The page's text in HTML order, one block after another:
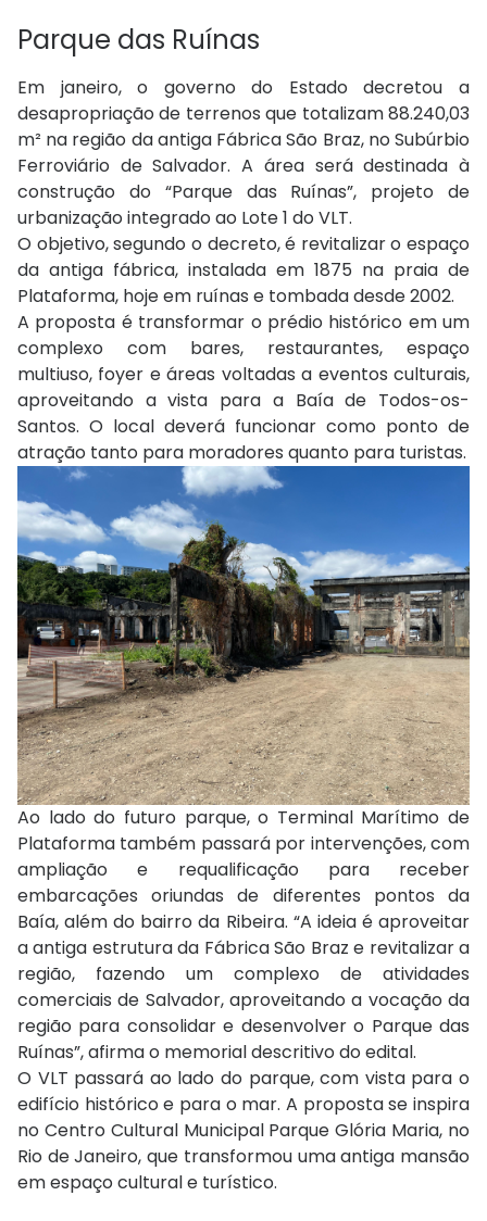
Parque das Ruínas
Em janeiro, o governo do Estado decretou a
desapropriação de terrenos que totalizam 88.240,03
m² na região da antiga Fábrica São Braz, no Subúrbio
Ferroviário de Salvador. A área será destinada à
construção do “Parque das Ruínas”, projeto de
urbanização integrado ao Lote 1 do VLT.
O objetivo, segundo o decreto, é revitalizar o espaço
da antiga fábrica, instalada em 1875 na praia de
Plataforma, hoje em ruínas e tombada desde 2002.
A proposta é transformar o prédio histórico em um
complexo com bares, restaurantes, espaço
multiuso, foyer e áreas voltadas a eventos culturais,
aproveitando a vista para a Baía de Todos-os-
Santos. O local deverá funcionar como ponto de
atração tanto para moradores quanto para turistas.
Ao lado do futuro parque, o Terminal Marítimo de
Plataforma também passará por intervenções, com
ampliação e requalificação para receber
embarcações oriundas de diferentes pontos da
Baía, além do bairro da Ribeira. “A ideia é aproveitar
a antiga estrutura da Fábrica São Braz e revitalizar a
região, fazendo um complexo de atividades
comerciais de Salvador, aproveitando a vocação da
região para consolidar e desenvolver o Parque das
Ruínas”, afirma o memorial descritivo do edital.
O VLT passará ao lado do parque, com vista para o
edifício histórico e para o mar. A proposta se inspira
no Centro Cultural Municipal Parque Glória Maria, no
Rio de Janeiro, que transformou uma antiga mansão
em espaço cultural e turístico.